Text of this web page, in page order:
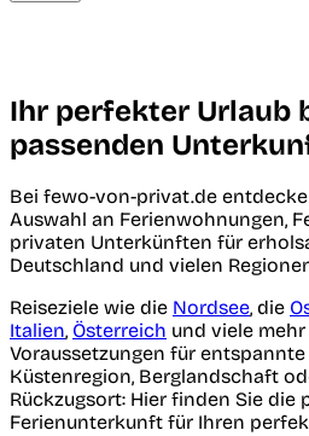
Ihr perfekter Urlaub
passenden
Bei fewo-von-privat.de
Auswahl an Ferienwohnungen,
privaten Unterkünften für
Deutschland und vielen
Reiseziele wie die Nordsee, die
Italien, Österreich und viele
Voraussetzungen für entspannte
Küstenregion, Berglandschaft
Rückzugsort: Hier finden Sie die
Ferienunterkunft für Ihren